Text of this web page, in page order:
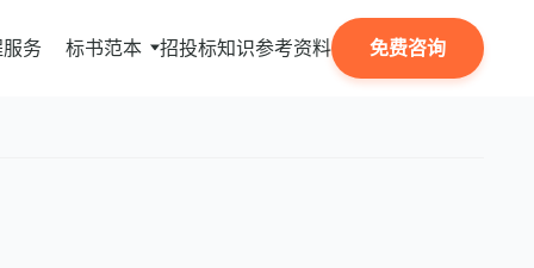
务 标书范本 招投标知识参考资料 免费咨询